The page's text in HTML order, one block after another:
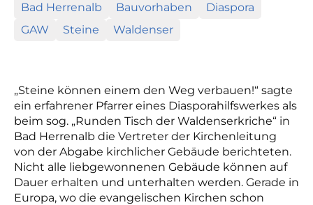
Bad Herrenalb Bauvorhaben
Diaspora
GAW
Steine Waldenser
„Steine können einem den Weg verbauen!“ sagte
ein erfahrener Pfarrer eines Diasporahilfswerkes als
beim sog. „Runden Tisch der Waldenserkriche“ in
Bad Herrenalb die Vertreter der Kirchenleitung
von der Abgabe kirchlicher Gebäude berichteten.
Nicht alle liebgewonnenen Gebäude können auf
Dauer erhalten und unterhalten werden. Gerade in
Europa, wo die evangelischen Kirchen schon